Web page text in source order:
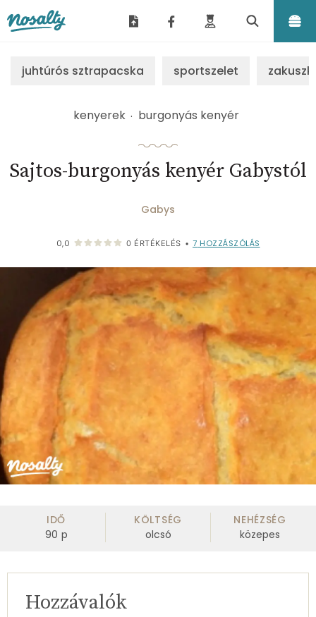
juhtúrós sztrapacska sportszelet
kenyerek burgonyás kenyér
Sajtos-burgonyás kenyér Gabystól
Gabys
0,0 0 ÉRTÉKELÉS • 7 HOZZÁSZÓLÁS
IDŐ
90 p
KÖLTSÉG
olcsó
NEHÉZSÉG
közepes
Hozzávalók